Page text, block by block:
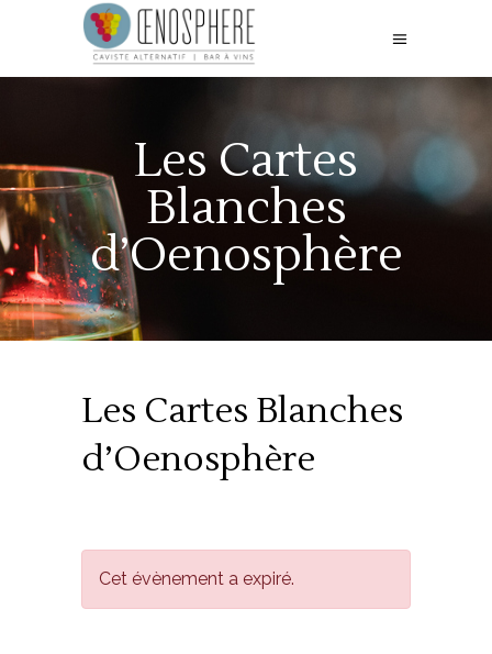
Les Cartes
Blanches
d’Oenosphère
Les Cartes Blanches
d’Oenosphère
Cet évènement a expiré.